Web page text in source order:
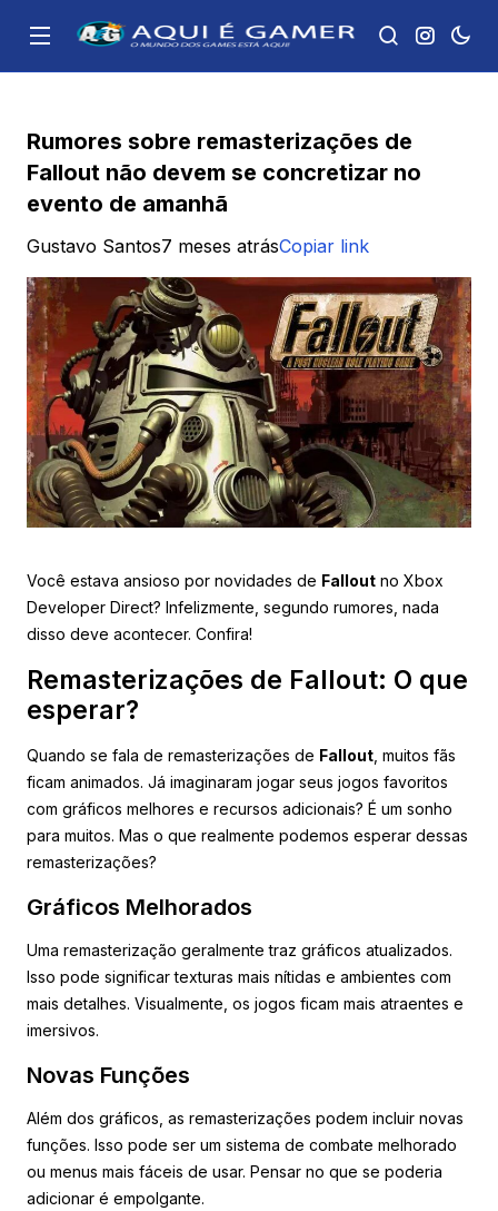
Rumores sobre remasterizações de
Fallout não devem se concretizar no
evento de amanhã
Gustavo Santos7 meses atrásCopiar link
Você estava ansioso por novidades de Fallout no Xbox
Developer Direct? Infelizmente, segundo rumores, nada
disso deve acontecer. Confira!
Remasterizações de Fallout: O que
esperar?
Quando se fala de remasterizações de Fallout , muitos fãs
ficam animados. Já imaginaram jogar seus jogos favoritos
com gráficos melhores e recursos adicionais? É um sonho
para muitos. Mas o que realmente podemos esperar dessas
remasterizações?
Gráficos Melhorados
Uma remasterização geralmente traz gráficos atualizados.
Isso pode significar texturas mais nítidas e ambientes com
mais detalhes. Visualmente, os jogos ficam mais atraentes e
imersivos.
Novas Funções
Além dos gráficos, as remasterizações podem incluir novas
funções. Isso pode ser um sistema de combate melhorado
ou menus mais fáceis de usar. Pensar no que se poderia
adicionar é empolgante.